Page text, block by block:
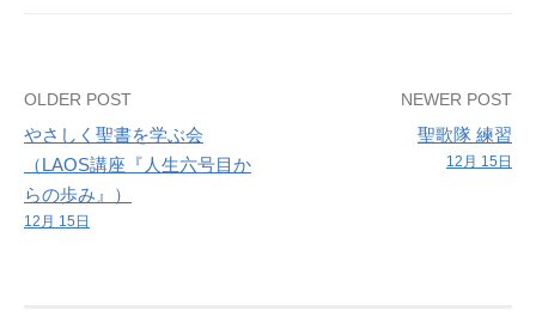
Post
navigation
OLDER POST
やさしく聖書を学ぶ会
（LAOS講座『人生六号目か
らの歩み』）
12月 15日
NEWER POST
聖歌隊 練習
12月 15日